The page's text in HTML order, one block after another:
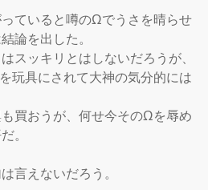
ていると噂のΩでうさを晴らせ
論を出した。
スッキリとはしないだろうが、
玩具にされて大神の気分的には
買おうが、何せ今そのΩを辱め
。
言えないだろう。